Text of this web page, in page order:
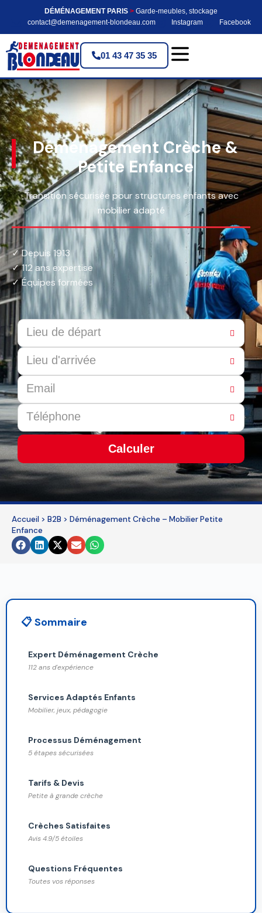
DÉMÉNAGEMENT PARIS > Garde-meubles, stockage
contact@demenagement-blondeau.com
Instagram Facebook
01 43 47 35 35
Déménagement Crèche &
Petite Enfance
Transition sécurisée pour structures enfants avec
mobilier adapté
✓ Depuis 1913
✓ 112 ans expertise
✓ Équipes formées
Calculer
This
field
should
be
left
blank
Accueil > B2B > Déménagement Crèche – Mobilier Petite
Enfance
📋 Sommaire
Expert Déménagement Crèche
112 ans d'expérience
Services Adaptés Enfants
Mobilier, jeux, pédagogie
Processus Déménagement
5 étapes sécurisées
Tarifs & Devis
Petite à grande crèche
Crèches Satisfaites
Avis 4.9/5 étoiles
Questions Fréquentes
Toutes vos réponses